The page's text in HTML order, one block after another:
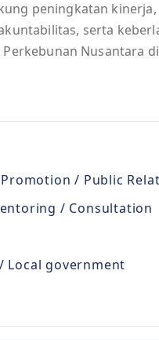
peningkatan kinerja,
serta
Nusantara
/ Public
/ Consultation
Local government